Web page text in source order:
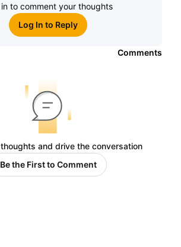
in to comment your thoughts
Log In to Reply
Comments
thoughts and drive the conversation.
Be the First to Comment